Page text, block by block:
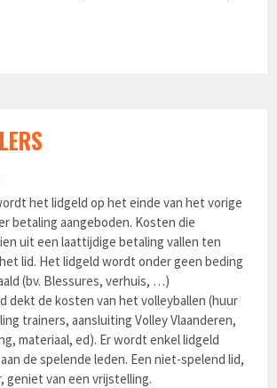
het lidgeld op het einde van het vorige
betaling aangeboden. Kosten die
uit een laattijdige betaling vallen ten
lid. Het lidgeld wordt onder geen beding
(bv. Blessures, verhuis, …)
dekt de kosten van het volleyballen (huur
trainers, aansluiting Volley Vlaanderen,
materiaal, ed). Er wordt enkel lidgeld
de spelende leden. Een niet-spelend lid,
geniet van een vrijstelling.